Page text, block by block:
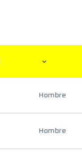
Hombre
Hombre